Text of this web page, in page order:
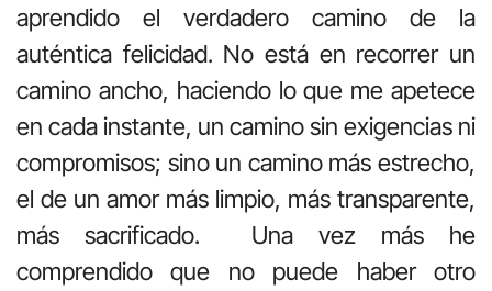
aprendido el verdadero camino de la
auténtica felicidad. No está en recorrer un
camino ancho, haciendo lo que me apetece
en cada instante, un camino sin exigencias ni
compromisos; sino un camino más estrecho,
el de un amor más limpio, más transparente,
más sacrificado. Una vez más he
comprendido que no puede haber otro